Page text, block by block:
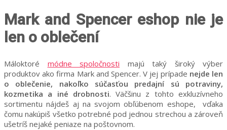
Mark and Spencer eshop nie je
len o oblečení
Máloktoré módne spoločnosti majú taký široký výber
produktov ako firma Mark and Spencer. V jej prípade nejde len
o oblečenie, nakoľko súčasťou predajní sú potraviny,
kozmetika a iné drobnosti. Väčšinu z tohto exkluzívneho
sortimentu nájdeš aj na svojom obľúbenom eshope, vďaka
čomu nakúpiš všetko potrebné pod jednou strechou a zároveň
ušetríš nejaké peniaze na poštovnom.